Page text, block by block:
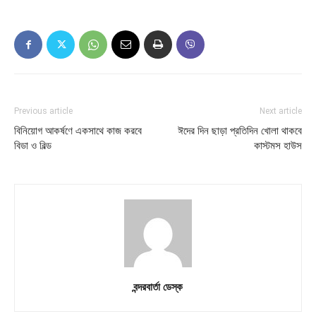
Previous article
বিনিয়োগ আকর্ষণে একসাথে কাজ করবে
বিডা ও বিল্ড
Next article
ঈদের দিন ছাড়া প্রতিদিন খোলা থাকবে
কাস্টমস হাউস
বন্দরবার্তা ডেস্ক